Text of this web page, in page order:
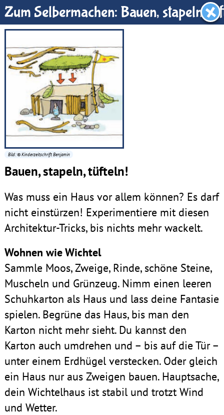
Benjamin-Zimmer
Zum Selbermachen: Bauen, stapeln,
Bild: © Kinderzeitschrift Benjamin
Bauen, stapeln, tüfteln!
Was muss ein Haus vor allem können? Es darf
nicht einstürzen! Experimentiere mit diesen
Architektur-Tricks, bis nichts mehr wackelt.
Wohnen wie Wichtel
Sammle Moos, Zweige, Rinde, schöne Steine,
Muscheln und Grünzeug. Nimm einen leeren
Schuhkarton als Haus und lass deine Fantasie
spielen. Begrüne das Haus, bis man den
Karton nicht mehr sieht. Du kannst den
Karton auch umdrehen und – bis auf die Tür –
unter einem Erdhügel verstecken. Oder gleich
ein Haus nur aus Zweigen bauen. Hauptsache,
dein Wichtelhaus ist stabil und trotzt Wind
und Wetter.